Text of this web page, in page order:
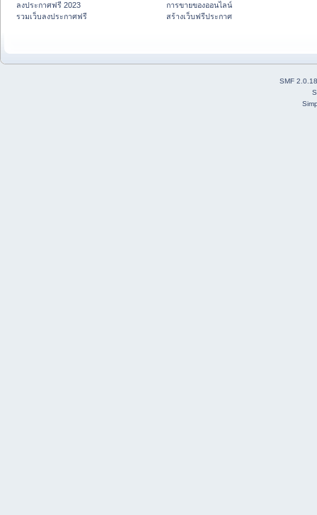
ลงประกาศฟรี 2023
รวมเว็บลงประกาศฟรี
การขายของออนไลน์
สร้างเว็บฟรีประกาศ
SMF 2.0.18